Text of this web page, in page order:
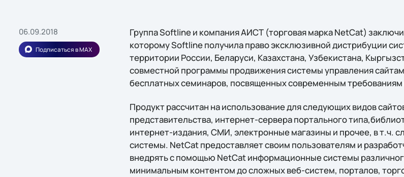
06.09.2018
Подписаться в MAX
Группа Softline и компания АИСТ (торговая марка NetCat)
которому Softline получила право эксклюзивной дистрибуции
территории России, Беларуси, Казахстана, Узбекистана,
совместной программы продвижения системы управления
бесплатных семинаров, посвященных современным
Продукт рассчитан на использование для следующих видов
представительства, интернет-сервера портального
интернет-издания, СМИ, электронные магазины и прочее, в т.ч.
системы. NetCat предоставляет своим пользователям и
внедрять с помощью NetCat информационные системы
минимальным контентом до сложных веб-систем, порталов,